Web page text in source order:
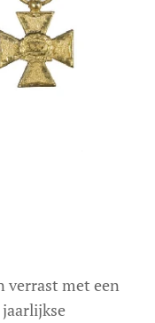
verrast met een